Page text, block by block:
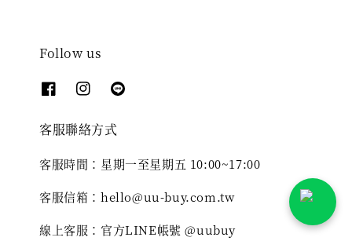
Follow us
客服聯絡方式
客服時間：星期一至星期五 10:00~17:00
客服信箱：hello@uu-buy.com.tw
線上客服：官方LINE帳號 @uubuy